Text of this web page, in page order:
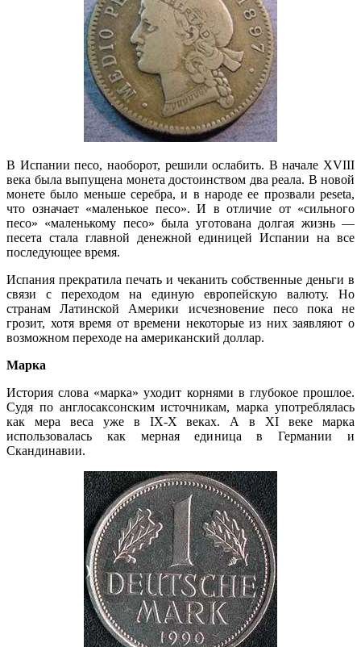
В Испании песо, наоборот, решили ослабить. В начале XVIII
века была выпущена монета достоинством два реала. В новой
монете было меньше серебра, и в народе ее прозвали peseta,
что означает «маленькое песо». И в отличие от «сильного
песо» «маленькому песо» была уготована долгая жизнь —
песета стала главной денежной единицей Испании на все
последующее время.
Испания прекратила печать и чеканить собственные деньги в
связи с переходом на единую европейскую валюту. Но
странам Латинской Америки исчезновение песо пока не
грозит, хотя время от времени некоторые из них заявляют о
возможном переходе на американский доллар.
Марка
История слова «марка» уходит корнями в глубокое прошлое.
Судя по англосаксонским источникам, марка употреблялась
как мера веса уже в IX-X веках. А в XI веке марка
использовалась как мерная единица в Германии и
Скандинавии.